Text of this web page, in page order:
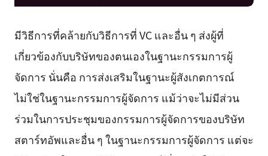
มีวิธีการที่คล้ายกับวิธีการที่ VC และอื่น ๆ ส่งผู้ที่
เกี่ยวข้องกับบริษัทของตนเองในฐานะกรรมการผู้
จัดการ นั่นคือ การส่งเสริมในฐานะผู้สังเกตการณ์
ไม่ใช่ในฐานะกรรมการผู้จัดการ แม้ว่าจะไม่มีส่วน
ร่วมในการประชุมของกรรมการผู้จัดการของบริษัท
สตาร์ทอัพและอื่น ๆ ในฐานะกรรมการผู้จัดการ แต่จะ